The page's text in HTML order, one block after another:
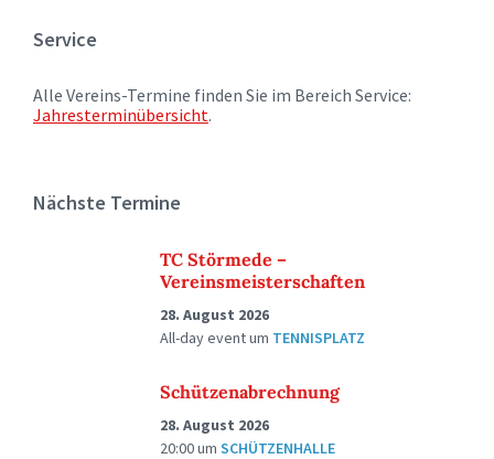
Service
Alle Vereins-Termine finden Sie im Bereich Service:
Jahresterminübersicht.
Nächste Termine
TC Störmede –
Vereinsmeisterschaften
28. August 2026
All-day eventum TENNISPLATZ
Schützenabrechnung
28. August 2026
20:00um SCHÜTZENHALLE